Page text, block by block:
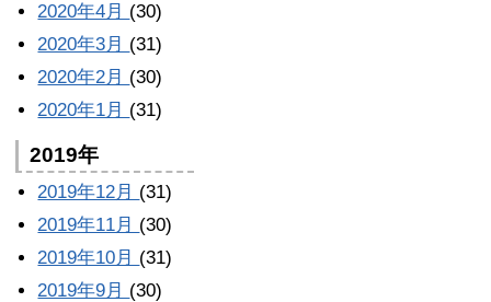
2020年4月 (30)
2020年3月 (31)
2020年2月 (30)
2020年1月 (31)
2019年
2019年12月 (31)
2019年11月 (30)
2019年10月 (31)
2019年9月 (30)